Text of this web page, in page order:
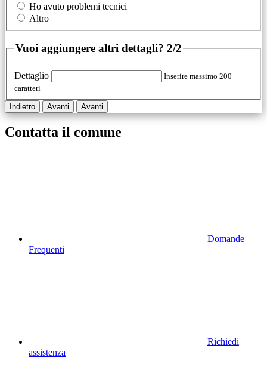
Ho avuto problemi tecnici
Altro
Vuoi aggiungere altri dettagli? 2/2
Dettaglio
Inserire massimo 200
caratteri
Indietro Avanti Avanti
Contatta il comune
Domande
Frequenti
Richiedi
assistenza